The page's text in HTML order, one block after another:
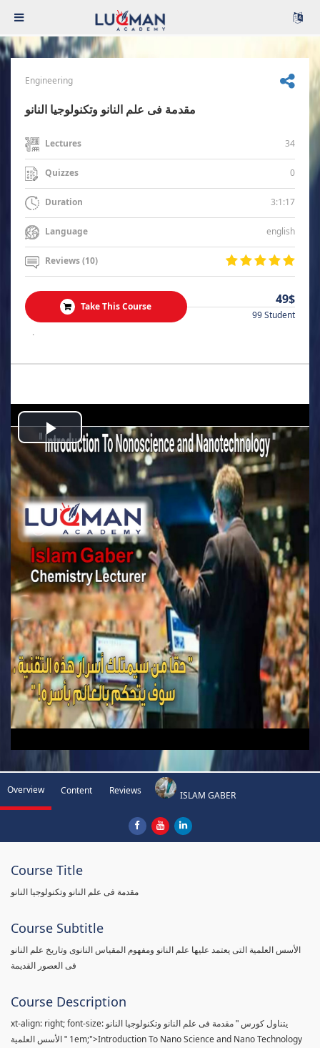
Engineering
مقدمة فى علم النانو وتكنولوجيا النانو
Lectures 34
Quizzes 0
Duration 3:1:17
Language english
Reviews (10)
Take This Course 49$
99 Student
.
Play
Video
Overview Content Reviews ISLAM GABER
Course Title
مقدمة فى علم النانو وتكنولوجيا النانو
Course Subtitle
الأسس العلمية التى يعتمد عليها علم النانو ومفهوم المقياس النانوى وتاريخ علم النانو
فى العصور القديمة
Course Description
يتناول كورس " مقدمة فى علم النانو وتكنولوجيا النانو xt-align: right; font-size:
1em;">Introduction To Nano Science and Nano Technology " الأسس العلمية